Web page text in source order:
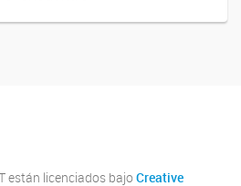
están licenciados bajo Creative